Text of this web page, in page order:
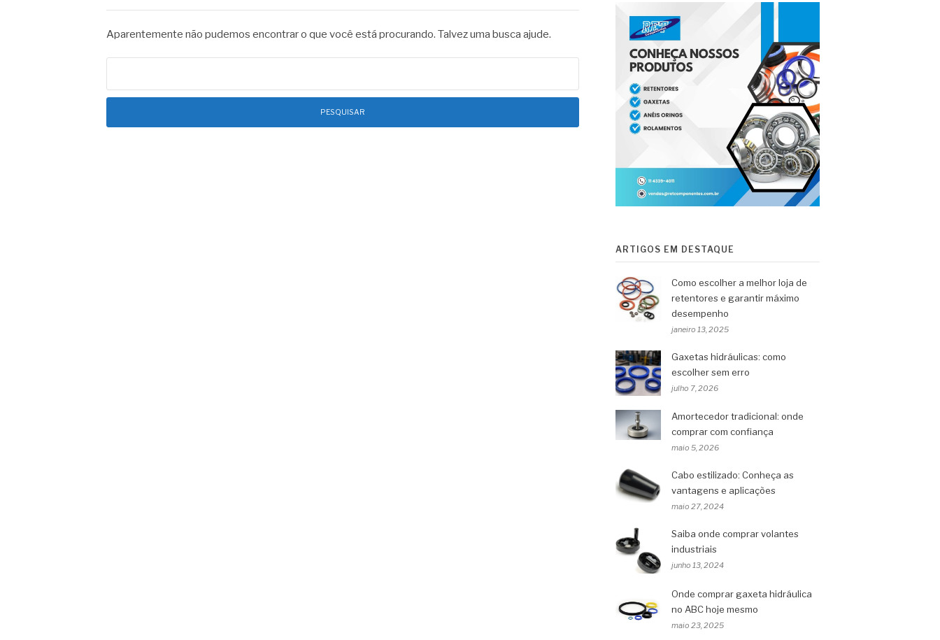
Aparentemente não pudemos encontrar o que você está procurando. Talvez uma busca ajude.
ARTIGOS EM DESTAQUE
Como escolher a melhor loja de
retentores e garantir máximo
desempenho
janeiro 13, 2025
Gaxetas hidráulicas: como
escolher sem erro
julho 7, 2026
Amortecedor tradicional: onde
comprar com confiança
maio 5, 2026
Cabo estilizado: Conheça as
vantagens e aplicações
maio 27, 2024
Saiba onde comprar volantes
industriais
junho 13, 2024
Onde comprar gaxeta hidráulica
no ABC hoje mesmo
maio 23, 2025